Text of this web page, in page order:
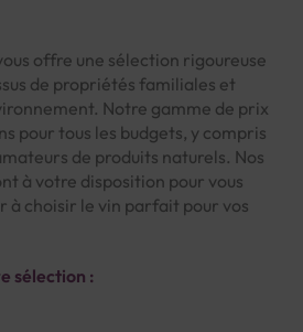
offre une sélection rigoureuse
de propriétés familiales et
Notre gamme de prix
pour tous les budgets, y compris
de produits naturels. Nos
à votre disposition pour vous
à choisir le vin parfait pour vos
sélection :